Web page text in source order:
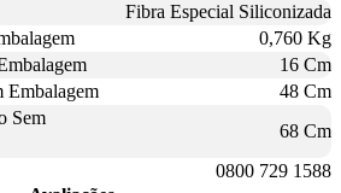
Fibra Especial Siliconizada
0,760 Kg
16 Cm
Embalagem
48 Cm
Sem
68 Cm
0800 729 1588